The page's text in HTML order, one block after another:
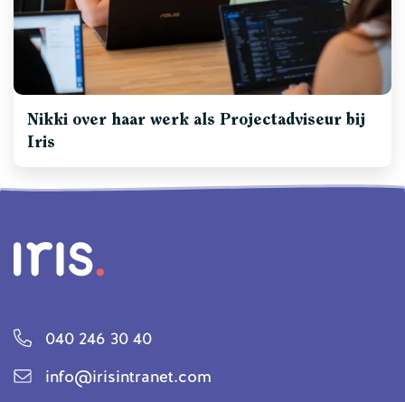
Nikki over haar werk als Projectadviseur bij
Iris
040 246 30 40
info@irisintranet.com